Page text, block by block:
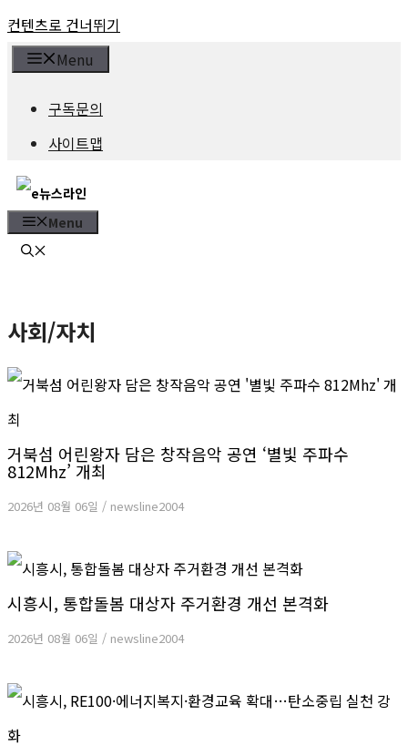
컨텐츠로 건너뛰기
Menu
구독문의
사이트맵
Menu
사회/자치
거북섬 어린왕자 담은 창작음악 공연 ‘별빛 주파수
812Mhz’ 개최
2026년 08월 06일 / newsline2004
시흥시, 통합돌봄 대상자 주거환경 개선 본격화
2026년 08월 06일 / newsline2004